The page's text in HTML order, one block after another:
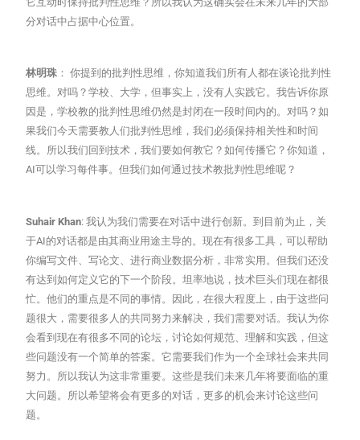
分对话中占据中心位置。
林明珠 ： 你提到的批判性思维，你知道我们所有人都在谈论批判性
思维。对吗？学校、大学，但事实上，没有人实践它。我告诉你原
因是，学校教的批判性思维仍然是封闭在一段时间内的。对吗？如
果我们今天需要教人们批判性思维，我们必须保持相关性和时间
线。所以我们回到技术，我们要如何教它？如何传播它？你知道，
AI可以学习每件事。但我们如何通过技术教批判性思维呢？
Suhair Khan: 我认为我们需要在对话中进行创新。到目前为止，关
于AI的对话都是由其商业用途主导的。现在有很多工具，可以帮助
你编写文件、写论文、进行商业数据分析，非常实用。但我们还没
有达到如何定义它的下一个阶段。坦率地说，技术巨头们现在都很
忙。他们的重点是不同的事情。因此，在很大程度上，由于这些问
题很大，需要很多人的共同努力来解决，我们需要对话。我认为你
会看到现在有很多不同的论坛，讨论如何规范、理解和实践，但这
些问题没有一个简单的答案。它需要我们作为一个全球社会来共同
努力。所以我认为这非常重要。这些是我们未来几年将要面临的重
大问题。所以希望将会有更多的对话，更多的机会来讨论这些问
题。